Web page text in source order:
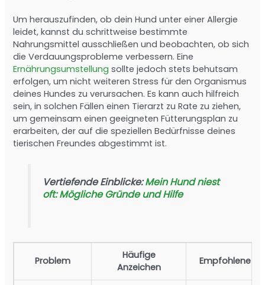
Um herauszufinden, ob dein Hund unter einer Allergie
leidet, kannst du schrittweise bestimmte
Nahrungsmittel ausschließen und beobachten, ob sich
die Verdauungsprobleme verbessern. Eine
Ernährungsumstellung sollte jedoch stets behutsam
erfolgen, um nicht weiteren Stress für den Organismus
deines Hundes zu verursachen. Es kann auch hilfreich
sein, in solchen Fällen einen Tierarzt zu Rate zu ziehen,
um gemeinsam einen geeigneten Fütterungsplan zu
erarbeiten, der auf die speziellen Bedürfnisse deines
tierischen Freundes abgestimmt ist.
Vertiefende Einblicke:Mein Hund niest
oft: Mögliche Gründe und Hilfe
Problem
Häufige
Anzeichen
Empfohlene